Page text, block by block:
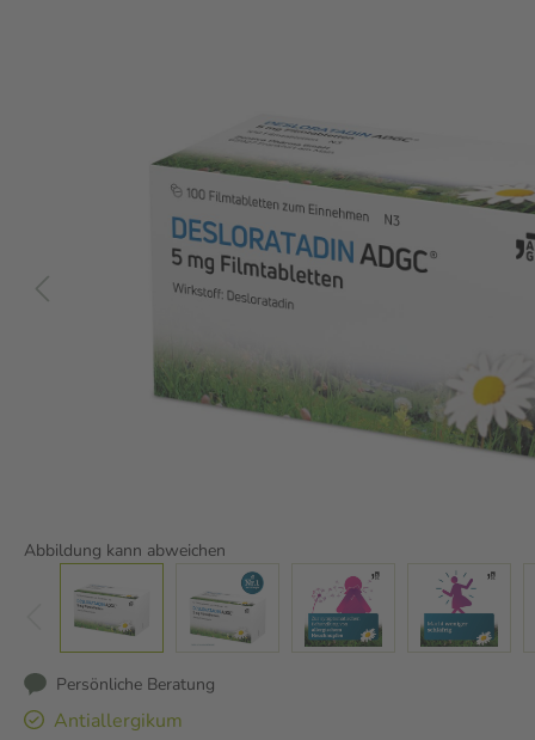
Abbildung kann abweichen
Persönliche Beratung
Antiallergikum